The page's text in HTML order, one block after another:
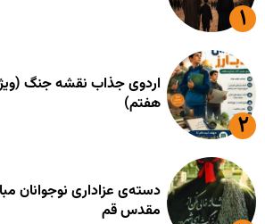
اردوی جذاب نقشه جنگ
هفتم)
دسته‌ی عزاداری نوجوانان
مقدس قم